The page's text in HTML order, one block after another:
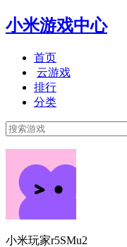
小米游戏中心
首页
云游戏
排行
分类
小米玩家r5SMu2